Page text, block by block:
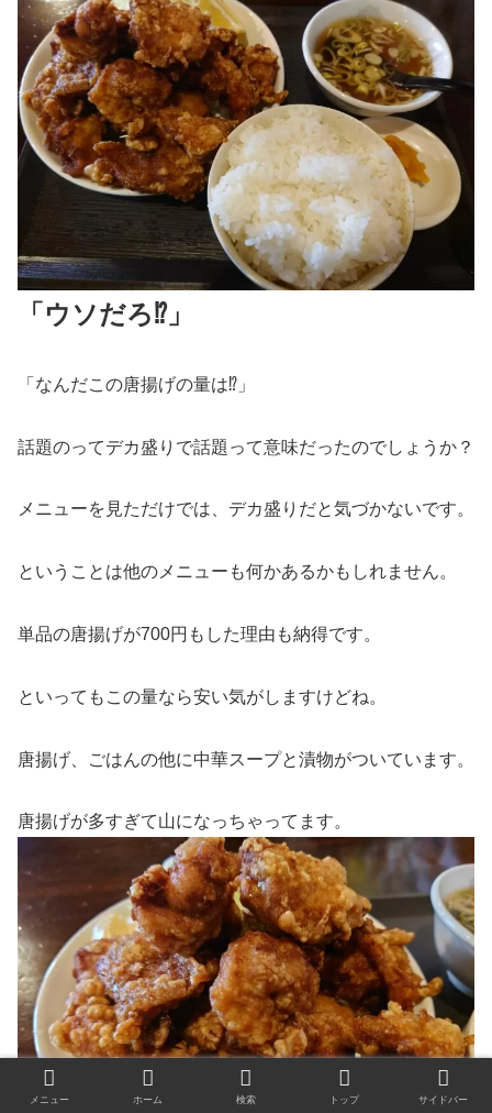
「ウソだろ⁉」
「なんだこの唐揚げの量は⁉」
話題のってデカ盛りで話題って意味だったのでしょうか？
メニューを見ただけでは、デカ盛りだと気づかないです。
ということは他のメニューも何かあるかもしれません。
単品の唐揚げが700円もした理由も納得です。
といってもこの量なら安い気がしますけどね。
唐揚げ、ごはんの他に中華スープと漬物がついています。
唐揚げが多すぎて山になっちゃってます。
メニュー ホーム 検索 トップ サイドバー